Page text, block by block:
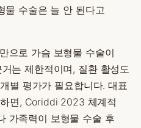
물 수술은 늘 안 된다고
으로 가슴 보형물 수술이
는 제한적이며, 질환 활성도
별 평가가 필요합니다. 대표
면, Coriddi 2023 체계적
가족력이 보형물 수술 후